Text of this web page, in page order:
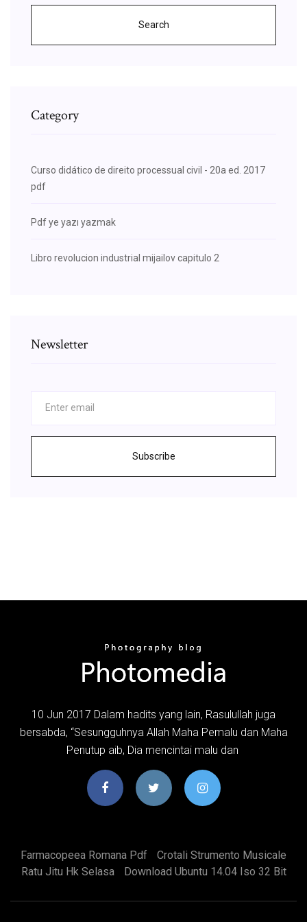
Search
Category
Curso didático de direito processual civil - 20a ed. 2017
pdf
Pdf ye yazı yazmak
Libro revolucion industrial mijailov capitulo 2
Newsletter
Subscribe
10 Jun 2017 Dalam hadits yang lain, Rasulullah juga
bersabda, “Sesungguhnya Allah Maha Pemalu dan Maha
Penutup aib, Dia mencintai malu dan
Farmacopeea Romana Pdf
Crotali Strumento Musicale
Ratu Jitu Hk Selasa
Download Ubuntu 14.04 Iso 32 Bit